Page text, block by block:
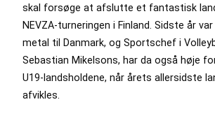
skal forsøge at afslutte et fantastisk
NEVZA-turneringen i Finland. Sidste år
metal til Danmark, og Sportschef i
Sebastian Mikelsons, har da også høje
U19-landsholdene, når årets allersidste
afvikles.